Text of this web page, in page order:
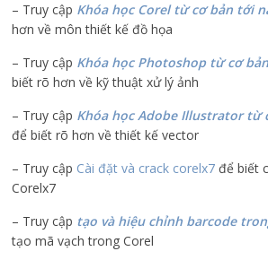
– Truy cập Khóa học Corel từ cơ bản tới
hơn về môn thiết kế đồ họa
– Truy cập Khóa học Photoshop từ cơ
biết rõ hơn về kỹ thuật xử lý ảnh
– Truy cập Khóa học Adobe Illustratortừ
để biết rõ hơn về thiết kế vector
– Truy cập Cài đặt và crack corelx7 để biết
Corelx7
– Truy cập tạo và hiệu chỉnh barcode
tạo mã vạch trong Corel